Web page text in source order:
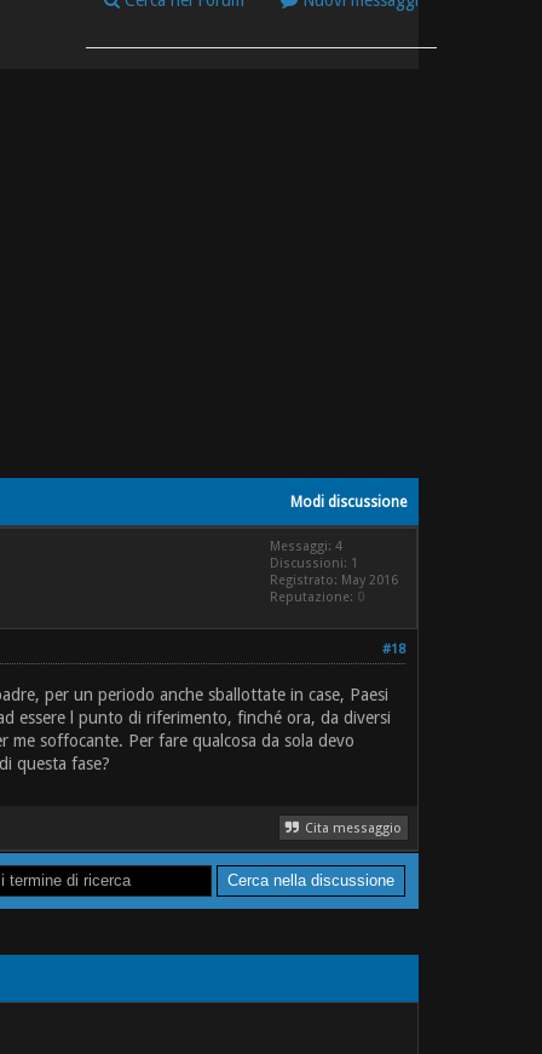
Modi discussione
Messaggi: 4
Discussioni: 1
Registrato: May 2016
Reputazione: 0
#18
per un periodo anche sballottate in case, Paesi
essere l punto di riferimento, finché ora, da diversi
soffocante. Per fare qualcosa da sola devo
questa fase?
Cita messaggio